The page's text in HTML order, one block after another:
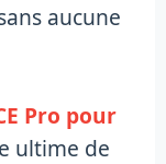
aucune
Pro pour
ultime de